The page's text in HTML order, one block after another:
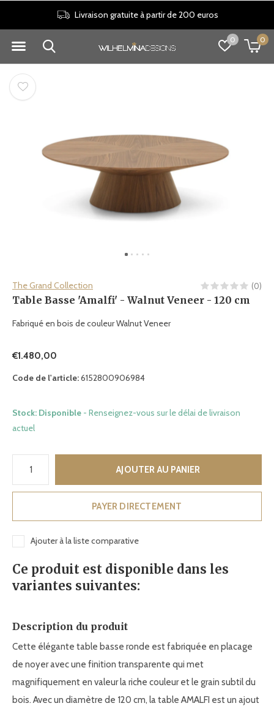
0 0
Livraison gratuite à partir de 200 euros
The Grand Collection (0)
Table Basse 'Amalfi' - Walnut Veneer - 120 cm
Fabriqué en bois de couleur Walnut Veneer
€1.480,00
Code de l'article:6152800906984
Stock: Disponible - Renseignez-vous sur le délai de livraison
actuel
AJOUTER AU PANIER
PAYER DIRECTEMENT
Ajouter à la liste comparative
Ce produit est disponible dans les
variantes suivantes:
Description du produit
Cette élégante table basse ronde est fabriquée en placage
de noyer avec une finition transparente qui met
magnifiquement en valeur la riche couleur et le grain subtil du
bois. Avec un diamètre de 120 cm, la table AMALFI est un ajout